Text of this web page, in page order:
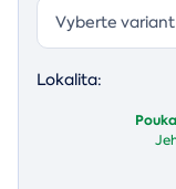
Vyberte variant
Lokalita: